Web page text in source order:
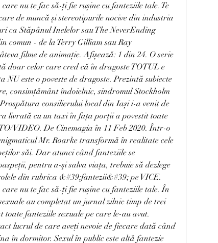
nu te fac să-ți fie rușine cu fanteziile tale. Te
de muncă și stereotipurile nocive din industria
ca Stăpânul Inelelor sau The NeverEnding
comun - de la Terry Gilliam sau Ray
filme de animaţie. Afișează: 1 din 24. O serie
doar celor care cred că în dragoste TOTUL e
este o poveste de dragoste. Prezintă subiecte
consimțământ îndoielnic, sindromul Stockholm
consilierului local din Iași i-a venit de
livrată cu un taxi în fața porții a povestit toate
VIDEO. De Cinemagia în 11 Feb 2020. Într-o
Mr. Roarke transformă în realitate cele
săi. Dar atunci când fanteziile se
pentru a-şi salva viaţa, trebuie să dezlege
din rubrica &#39;fantezii&#39; pe VICE.
nu te fac să-ți fie rușine cu fanteziile tale. În
au completat un jurnal zilnic timp de trei
fanteziile sexuale pe care le-au avut.
lucrul de care aveți nevoie de fiecare dată când
în dormitor. Sexul în public este altă fantezie